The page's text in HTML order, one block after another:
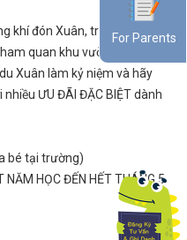
khí đón Xuân, trân trọng mời
quan khu vườn Khủng Long
Xuân làm kỷ niệm và hãy
ƯU ĐÃI ĐẶC BIỆT dành
bé tại trường)
HỌC ĐẾN HẾT THÁNG 5
For Parents